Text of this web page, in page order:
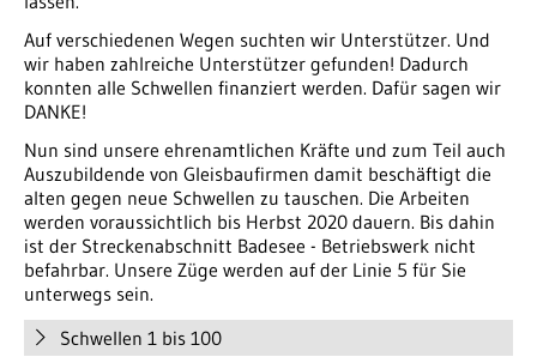
Auf verschiedenen Wegen suchten wir Unterstützer. Und
wir haben zahlreiche Unterstützer gefunden! Dadurch
konnten alle Schwellen finanziert werden. Dafür sagen wir
DANKE!
Nun sind unsere ehrenamtlichen Kräfte und zum Teil auch
Auszubildende von Gleisbaufirmen damit beschäftigt die
alten gegen neue Schwellen zu tauschen. Die Arbeiten
werden voraussichtlich bis Herbst 2020 dauern. Bis dahin
ist der Streckenabschnitt Badesee - Betriebswerk nicht
befahrbar. Unsere Züge werden auf der Linie 5 für Sie
unterwegs sein.
Schwellen 1 bis 100